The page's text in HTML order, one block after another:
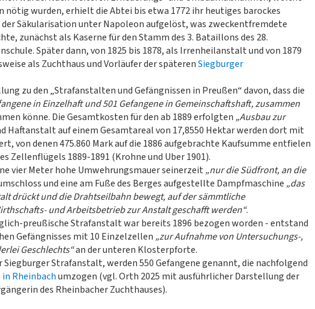
nötig wurden, erhielt die Abtei bis etwa 1772 ihr heutiges barockes
der Säkularisation unter Napoleon aufgelöst, was zweckentfremdete
zunächst als Kaserne für den Stamm des 3. Bataillons des 28.
Später dann, von 1825 bis 1878, als Irrenheilanstalt und von 1879
als Zuchthaus und Vorläufer der späterenSiegburger
zu den „Strafanstalten und Gefängnissen in Preußen“ davon, dass die
in Einzelhaft und 501 Gefangene in Gemeinschaftshaft, zusammen
könne. Die Gesamtkosten für den ab 1889 erfolgten „Ausbau zur
Haftanstalt auf einem Gesamtareal von 17,8550 Hektar werden dort mit
von denen 475.860 Mark auf die 1886 aufgebrachte Kaufsumme entfielen
Zellenflügels 1889-1891 (Krohne und Uber 1901).
vier Meter hohe Umwehrungsmauer seinerzeit „nur die Südfront, an die
und eine am Fuße des Berges aufgestellte Dampfmaschine „das
drückt und die Drahtseilbahn bewegt, auf der sämmtliche
und Arbeitsbetrieb zur Anstalt geschafft werden“.
preußische Strafanstalt war bereits 1896 bezogen worden - entstand
Gefängnisses mit 10 Einzelzellen „zur Aufnahme von Untersuchungs-,
Geschlechts“an der unteren Klosterpforte.
Siegburger Strafanstalt, werden 550 Gefangene genannt, die nachfolgend
Rheinbachumzogen (vgl. Orth 2025 mit ausführlicher Darstellung der
des Rheinbacher Zuchthauses).